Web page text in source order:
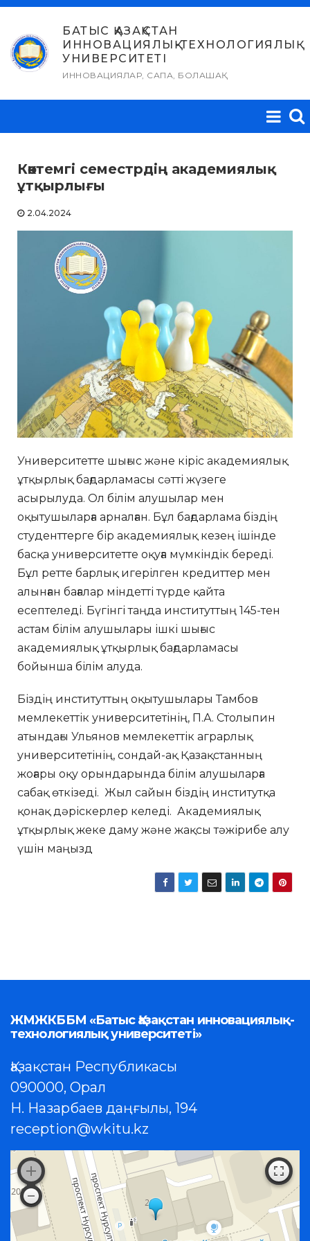
Skip
content
БАТЫС ҚАЗАҚСТАН
ИННОВАЦИЯЛЫҚ-ТЕХНОЛОГИЯЛЫҚ
УНИВЕРСИТЕТІ
ИННОВАЦИЯЛАР, САПА, БОЛАШАҚ
Көктемгі семестрдің академиялық
ұтқырлығы
2.04.2024
Университетте шығыс және кіріс академиялық
ұтқырлық бағдарламасы сәтті жүзеге
асырылуда. Ол білім алушылар мен
оқытушыларға арналған. Бұл бағдарлама біздің
студенттерге бір академиялық кезең ішінде
басқа университетте оқуға мүмкіндік береді.
Бұл ретте барлық игерілген кредиттер мен
алынған бағалар міндетті түрде қайта
есептеледі. Бүгінгі таңда институттың 145-тен
астам білім алушылары ішкі шығыс
академиялық ұтқырлық бағдарламасы
бойынша білім алуда.
Біздің институттың оқытушылары Тамбов
мемлекеттік университетінің, П.А. Столыпин
атындағы Ульянов мемлекеттік аграрлық
университетінің, сондай-ақ Қазақстанның
жоғары оқу орындарында білім алушыларға
сабақ өткізеді. Жыл сайын біздің институтқа
қонақ дәріскерлер келеді. Академиялық
ұтқырлық жеке даму және жақсы тәжірибе алу
үшін маңызд
ЖМЖКББМ «Батыс Қазақстан инновациялық-
технологиялық университеті»
Қазақстан Республикасы
090000, Орал
Н. Назарбаев даңғылы, 194
reception@wkitu.kz